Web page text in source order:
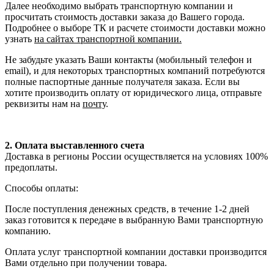
Далее необходимо выбрать транспортную компании и
просчитать стоимость доставки заказа до Вашего города.
Подробнее о выборе ТК и расчете стоимости доставки можно
узнать на сайтах транспортной компании.
Не забудьте указать Ваши контакты (мобильный телефон и
email), и для некоторых транспортных компаний потребуются
полные паспортные данные получателя заказа. Если вы
хотите производить оплату от юридического лица, отправьте
реквизиты нам на почту.
2. Оплата выставленного счета
Доставка в регионы России осуществляется на условиях 100%
предоплаты.
Способы оплаты:
После поступления денежных средств, в течение 1-2 дней
заказ готовится к передаче в выбранную Вами транспортную
компанию.
Оплата услуг транспортной компании доставки производится
Вами отдельно при получении товара.